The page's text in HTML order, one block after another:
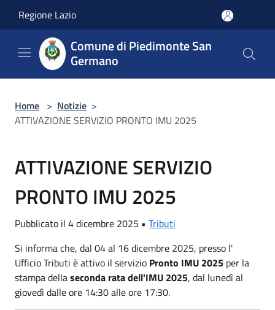
Regione Lazio
Comune di Piedimonte San
Germano
Home > Notizie >
ATTIVAZIONE SERVIZIO PRONTO IMU 2025
ATTIVAZIONE SERVIZIO
PRONTO IMU 2025
Pubblicato il 4 dicembre 2025 • Tributi
Si informa che, dal 04 al 16 dicembre 2025, presso l'
Ufficio Tributi è attivo il servizio Pronto IMU 2025 per la
stampa dellaseconda rata dell'IMU 2025, dal lunedì al
giovedì dalle ore 14:30 alle ore 17:30.